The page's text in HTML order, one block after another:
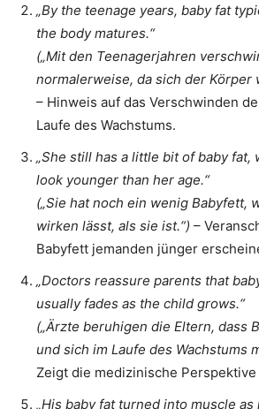
„By the teenage years, baby fat
the body matures.“
(„Mit den Teenagerjahren
normalerweise, da sich der Körper
– Hinweis auf das Verschwinden
Laufe des Wachstums.
„She still has a little bit of baby fat,
look younger than her age.“
(„Sie hat noch ein wenig Babyfett,
wirken lässt, als sie ist.“) –
Babyfett jemanden jünger
„Doctors reassure parents that
usually fades as the child grows.“
(„Ärzte beruhigen die Eltern, dass
und sich im Laufe des Wachstums
Zeigt die medizinische
„His baby fat turned into muscle